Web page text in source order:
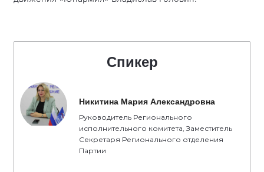
Спикер
Никитина Мария Александровна
Руководитель Регионального
исполнительного комитета, Заместитель
Секретаря Регионального отделения
Партии